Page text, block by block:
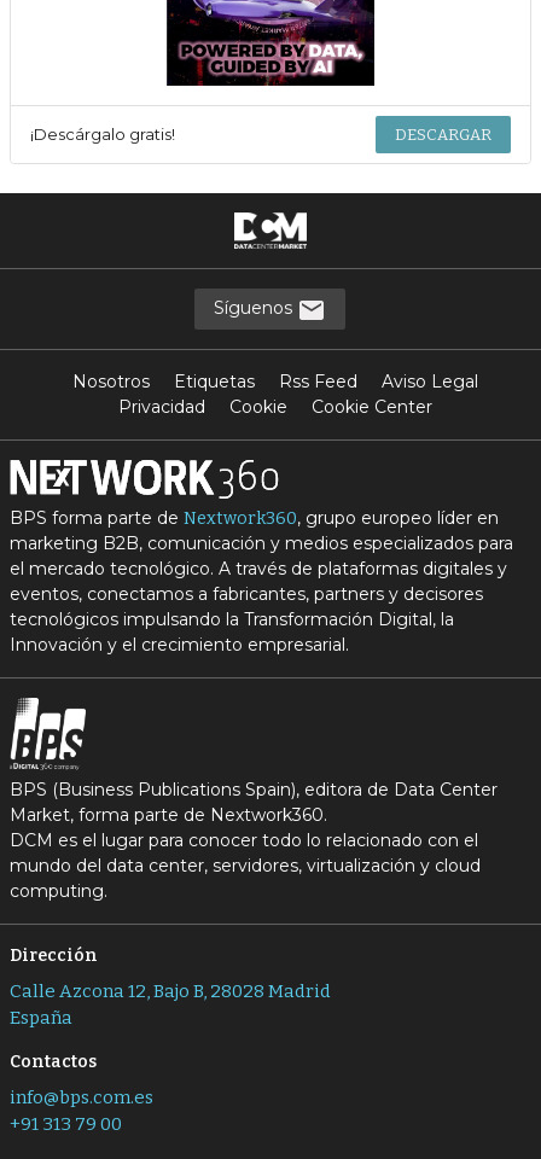
¡Descárgalo gratis! DESCARGAR
Síguenos
Nosotros Etiquetas Rss Feed
Aviso Legal
Privacidad
Cookie Cookie Center
BPS forma parte de Nextwork360, grupo europeo líder en
marketing B2B, comunicación y medios especializados para
el mercado tecnológico. A través de plataformas digitales y
eventos, conectamos a fabricantes, partners y decisores
tecnológicos impulsando la Transformación Digital, la
Innovación y el crecimiento empresarial.
BPS (Business Publications Spain), editora de Data Center
Market, forma parte de Nextwork360.
DCM es el lugar para conocer todo lo relacionado con el
mundo del data center, servidores, virtualización y cloud
computing.
Dirección
Calle Azcona 12, Bajo B, 28028 Madrid
España
Contactos
info@bps.com.es
+91 313 79 00